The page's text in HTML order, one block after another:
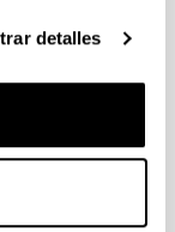
detalles
06/2026
hasta